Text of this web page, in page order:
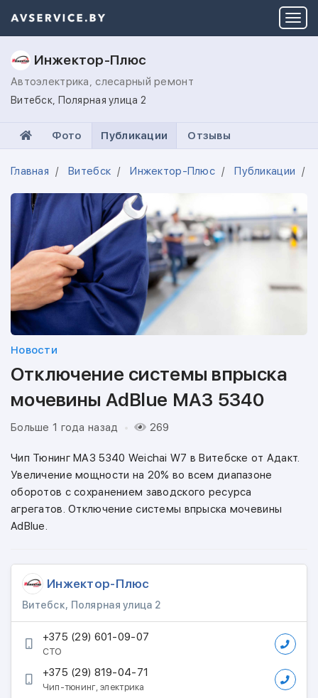
Инжектор-Плюс
Автоэлектрика, слесарный ремонт
Витебск, Полярная улица 2
Фото Публикации Отзывы
Главная Витебск Инжектор-Плюс Публикации
Новости
Отключение системы впрыска
мочевины AdBlue МАЗ 5340
Больше 1 года назад 269
Чип Тюнинг МАЗ 5340 Weichai W7 в Витебске от Адакт.
Увеличение мощности на 20% во всем диапазоне
оборотов с сохранением заводского ресурса
агрегатов. Отключение системы впрыска мочевины
AdBlue.
Инжектор-Плюс
Витебск, Полярная улица 2
+375 (29) 601-09-07
СТО
+375 (29) 819-04-71
Чип-тюнинг, электрика